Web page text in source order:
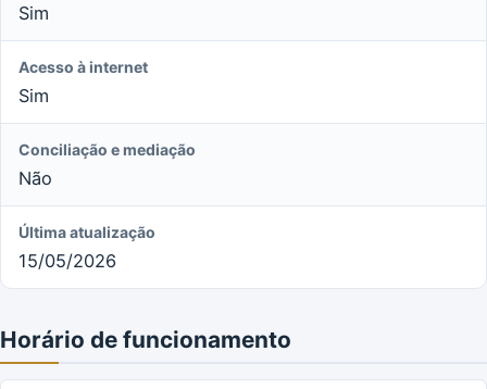
Sim
Acesso à internet
Sim
Conciliação e mediação
Não
Última atualização
15/05/2026
Horário de funcionamento